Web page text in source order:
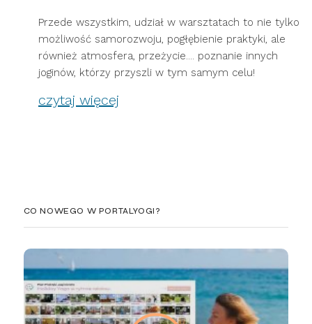
CO NOWEGO W PORTALYOGI?
Przede wszystkim, udział w warsztatach to nie tylko
możliwość samorozwoju, pogłębienie praktyki, ale
również atmosfera, przeżycie.... poznanie innych
joginów, którzy przyszli w tym samym celu!
czytaj więcej